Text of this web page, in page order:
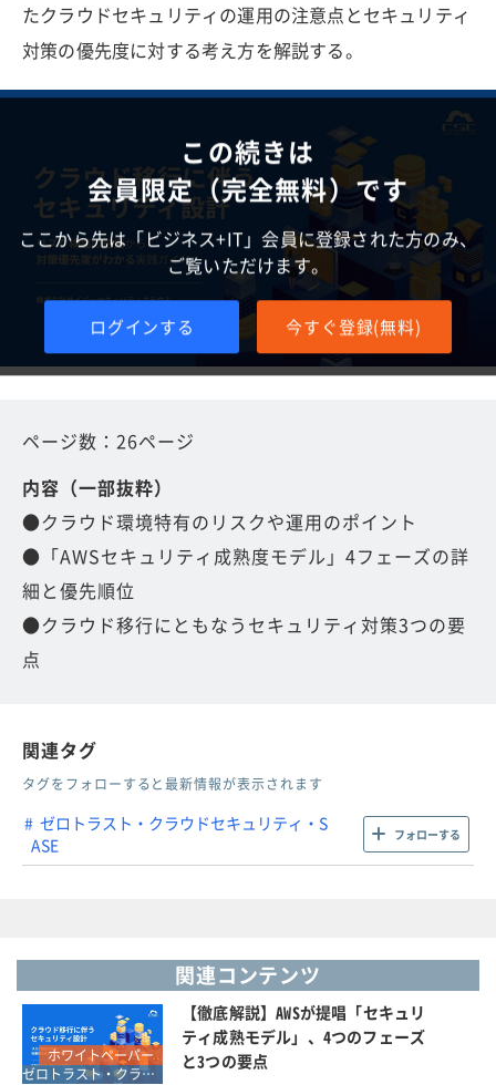
たクラウドセキュリティの運用の注意点とセキュリティ
対策の優先度に対する考え方を解説する。
この続きは
会員限定（完全無料）です
ここから先は「ビジネス+IT」会員に登録された方のみ、
ご覧いただけます。
ログインする 今すぐ登録(無料)
ページ数：26ページ
内容（一部抜粋）
●クラウド環境特有のリスクや運用のポイント
●「AWSセキュリティ成熟度モデル」4フェーズの詳
細と優先順位
●クラウド移行にともなうセキュリティ対策3つの要
点
関連タグ
タグをフォローすると最新情報が表示されます
ゼロトラスト・クラウドセキュリティ・S
ASE
フォローする
関連コンテンツ
ホワイトペーパー
ゼロトラスト・クラウドセキュリティ・SASE
【徹底解説】AWSが提唱「セキュリ
ティ成熟モデル」、4つのフェーズ
と3つの要点